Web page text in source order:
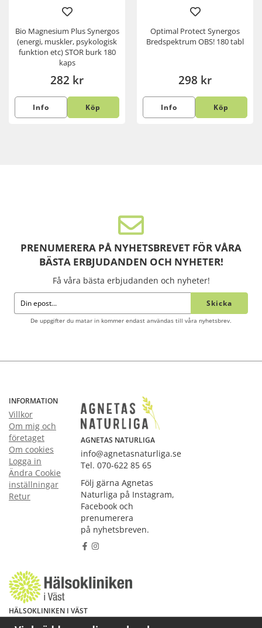
Bio Magnesium Plus Synergos
(energi, muskler, psykologisk
funktion etc) STOR burk 180
kaps
282 kr
Info Köp
Optimal Protect Synergos
Bredspektrum OBS! 180 tabl
298 kr
Info Köp
PRENUMERERA PÅ NYHETSBREVET FÖR VÅRA
BÄSTA ERBJUDANDEN OCH NYHETER!
Få våra bästa erbjudanden och nyheter!
Skicka
De uppgifter du matar in kommer endast användas till våra nyhetsbrev.
INFORMATION
Villkor
Om mig och
företaget
Om cookies
Logga in
Ändra Cookie
inställningar
Retur
AGNETAS NATURLIGA
info@agnetasnaturliga.se
Tel. 070-622 85 65
Följ gärna Agnetas
Naturliga på Instagram,
Facebook och
prenumerera
på nyhetsbreven.
HÄLSOKLINIKEN I VÄST
Har du hälsoproblem? Fråga mig!